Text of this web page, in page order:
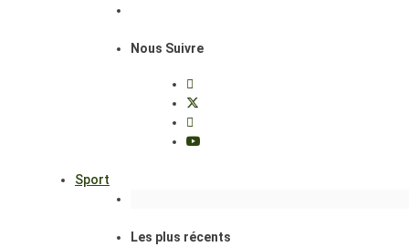
Nous Suivre
Sport
Les plus récents